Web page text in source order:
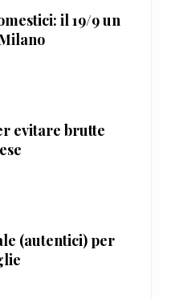
il 19/9 un
evitare brutte
(autentici) per